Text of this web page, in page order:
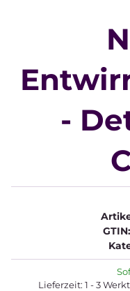
-
GTIN:
Lieferzeit: 1 - 3